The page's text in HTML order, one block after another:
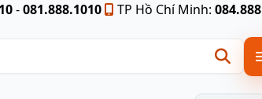
-081.888.1010 TP Hồ Chí Minh: